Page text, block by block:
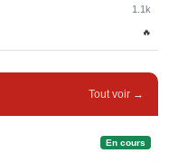
1.1k
🔥
Tout voir →
En cours